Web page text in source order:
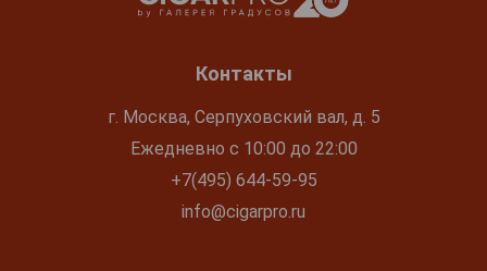
Контакты
г. Москва, Серпуховский вал, д. 5
Ежедневно с 10:00 до 22:00
+7(495) 644-59-95
info@cigarpro.ru